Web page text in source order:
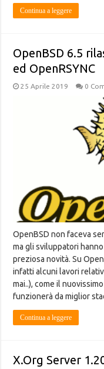
Continua a leggere
OpenBSD 6.5
ed OpenRSYNC
25 Aprile 2019 0
OpenBSD non faceva
ma gli sviluppatori
preziosa novità. Su
infatti alcuni lavori
mai..), come il
funzionerà da miglior
Continua a leggere
X.Org Server